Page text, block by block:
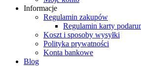
Informacje
Regulamin zakupów
Regulamin karty
Koszt i sposoby wysyłki
Polityka prywatności
Konta bankowe
Blog